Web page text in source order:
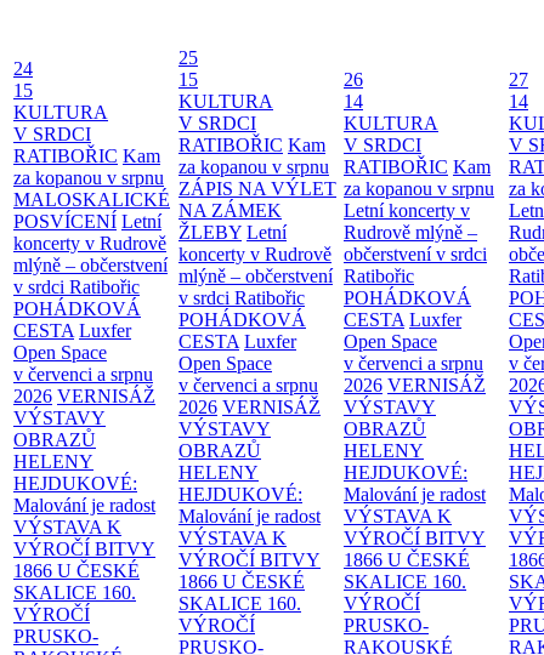
24
15
KULTURA
V SRDCI
RATIBOŘIC Kam
za kopanou v srpnu
MALOSKALICKÉ
POSVÍCENÍ Letní
koncerty v Rudrově
mlýně – občerstvení
v srdci Ratibořic
POHÁDKOVÁ
CESTA Luxfer
Open Space
v červenci a srpnu
2026 VERNISÁŽ
VÝSTAVY
OBRAZŮ
HELENY
HEJDUKOVÉ:
Malování je radost
VÝSTAVA K
VÝROČÍ BITVY
1866 U ČESKÉ
SKALICE 160.
VÝROČÍ
PRUSKO-
25
15
KULTURA
V SRDCI
RATIBOŘIC Kam
za kopanou v srpnu
ZÁPIS NA VÝLET
NA ZÁMEK
ŽLEBY Letní
koncerty v Rudrově
mlýně – občerstvení
v srdci Ratibořic
POHÁDKOVÁ
CESTA Luxfer
Open Space
v červenci a srpnu
2026 VERNISÁŽ
VÝSTAVY
OBRAZŮ
HELENY
HEJDUKOVÉ:
Malování je radost
VÝSTAVA K
VÝROČÍ BITVY
1866 U ČESKÉ
SKALICE 160.
VÝROČÍ
PRUSKO-
26
14
KULTURA
V SRDCI
RATIBOŘIC Kam
za kopanou v srpnu
Letní koncerty v
Rudrově mlýně –
občerstvení v srdci
Ratibořic
POHÁDKOVÁ
CESTA Luxfer
Open Space
v červenci a srpnu
2026 VERNISÁŽ
VÝSTAVY
OBRAZŮ
HELENY
HEJDUKOVÉ:
Malování je radost
VÝSTAVA K
VÝROČÍ BITVY
1866 U ČESKÉ
SKALICE 160.
VÝROČÍ
PRUSKO-
RAKOUSKÉ
27
14
V
za
v